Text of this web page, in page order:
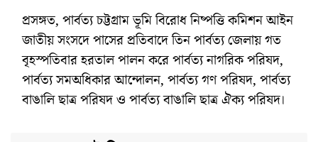
প্রসঙ্গত, পার্বত্য চট্টগ্রাম ভূমি বিরোধ নিষ্পত্তি কমিশন আইন
জাতীয় সংসদে পাসের প্রতিবাদে তিন পার্বত্য জেলায় গত
বৃহস্পতিবার হরতাল পালন করে পার্বত্য নাগরিক পরিষদ,
পার্বত্য সমঅধিকার আন্দোলন, পার্বত্য গণ পরিষদ, পার্বত্য
বাঙালি ছাত্র পরিষদ ও পার্বত্য বাঙালি ছাত্র ঐক্য পরিষদ।